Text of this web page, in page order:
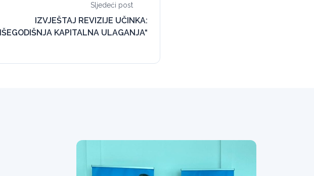
Sljedeći post
IZVJEŠTAJ REVIZIJE UČINKA:
KAPITALNA ULAGANJA“